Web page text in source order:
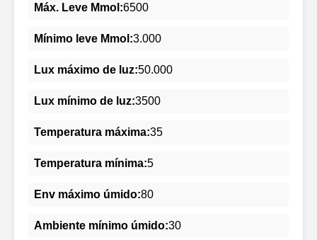
Máx. Leve Mmol:6500
Mínimo leve Mmol:3.000
Lux máximo de luz:50.000
Lux mínimo de luz:3500
Temperatura máxima:35
Temperatura mínima:5
Env máximo úmido:80
Ambiente mínimo úmido:30